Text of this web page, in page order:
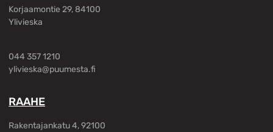
Korjaamontie 29, 84100
Ylivieska
044 357 1210
ylivieska@puumesta.fi
RAAHE
Rakentajankatu 4, 92100